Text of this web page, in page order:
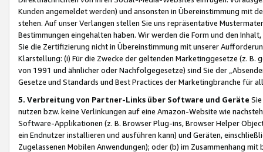
Kunden angemeldet werden) und ansonsten in Übereinstimmung mit
stehen. Auf unser Verlangen stellen Sie uns repräsentative
Bestimmungen eingehalten haben. Wir werden die Form und den
Sie die Zertifizierung nicht in Übereinstimmung mit unserer
Klarstellung: (i) Für die Zwecke der geltenden Marketinggesetze (z. B.
von 1991 und ähnlicher oder Nachfolgegesetze) sind Sie der
Gesetze und Standards und Best Practices der Marketingbranche für
5. Verbreitung von Partner-Links über Software und Geräte
nutzen bzw. keine Verlinkungen auf eine Amazon-Website wie
Software-Applikationen (z. B. Browser Plug-ins, Browser Helper
ein Endnutzer installieren und ausführen kann) und Geräten,
Zugelassenen Mobilen Anwendungen); oder (b) im Zusammenhang